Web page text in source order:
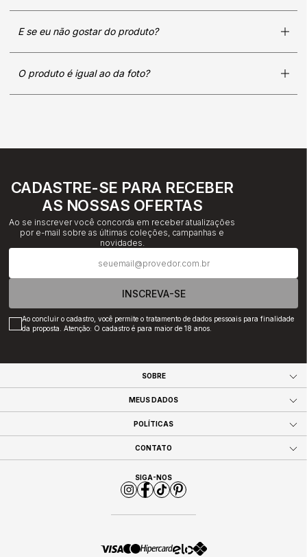
E se eu não gostar do produto?
O produto é igual ao da foto?
CADASTRE-SE PARA RECEBER
AS NOSSAS OFERTAS
Ao se inscrever você concorda em receber atualizações
por e-mail sobre as últimas coleções, campanhas e
novidades.
INSCREVA-SE
Ao concluir o cadastro, você permite o tratamento de dados pessoais para finalidade
da proposta. Atenção: O cadastro é para maior de 18 anos.
SOBRE
MEUS DADOS
POLÍTICAS
CONTATO
SIGA-NOS